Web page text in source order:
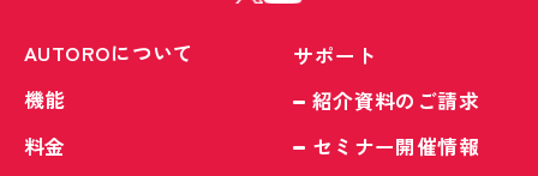
AUTOROについて
機能
料金
サポート
紹介資料のご請求
セミナー開催情報